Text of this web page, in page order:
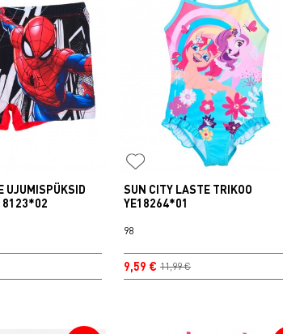
UJUMISPÜKSID
SUN CITY LASTE TRIKOO
YE18264*01
9,59 € 11,99 €
98